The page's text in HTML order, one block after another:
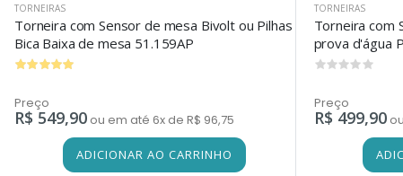
TORNEIRAS
Torneira com Sensor de mesa Bivolt ou Pilhas
Bica Baixa de mesa 51.159AP
Preço
R$ 549,90 ou em até 6x de R$ 96,75
ADICIONAR AO CARRINHO
TORNEIRAS
Torneira com
prova d'água
Preço
R$ 499,90